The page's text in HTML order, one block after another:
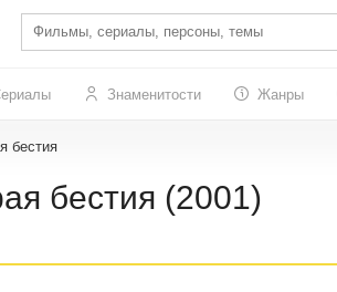
Знаменитости Жанры
бестия
бестия (2001)